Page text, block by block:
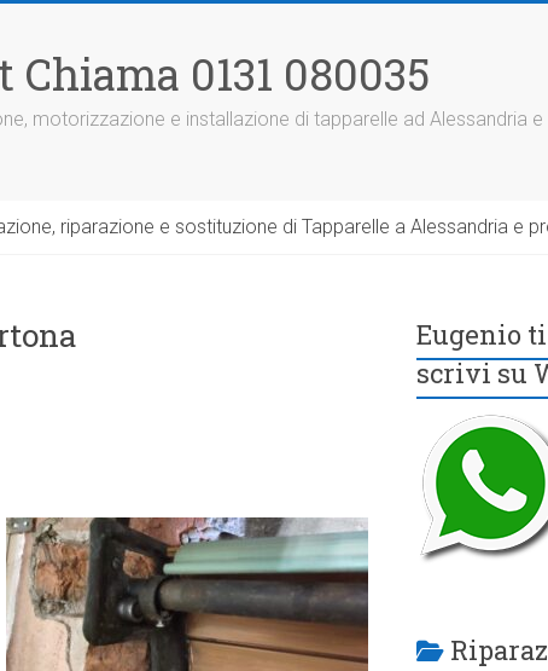
0131 080035
motorizzazione e installazione di tapparelle ad Alessandria
riparazione e sostituzione di Tapparelle a Alessandria e
Eugenio
scrivi su